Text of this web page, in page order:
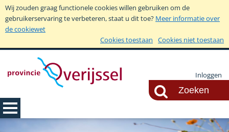
Wij zouden graag functionele cookies willen gebruiken om de
gebruikerservaring te verbeteren, staat u dit toe? Meer informatie over
de cookiewet
Cookies toestaan
Cookies niet toestaan
Inloggen